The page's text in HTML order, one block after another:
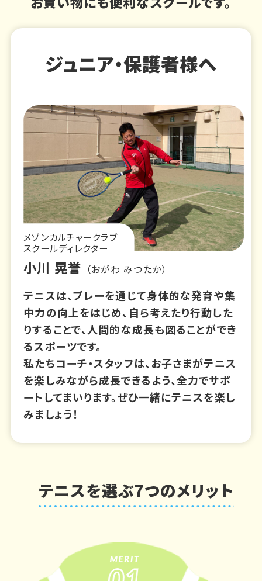
ジュニア・保護者様へ
テニスは、プレーを通じて身体的な発育や集
中力の向上をはじめ、自ら考えたり行動した
りすることで、人間的な成長も図ることができ
るスポーツです。
私たちコーチ・スタッフは、お子さまがテニス
を楽しみながら成長できるよう、全力でサポ
ートしてまいります。ぜひ一緒にテニスを楽し
みましょう！
メゾンカルチャークラブ
スクールディレクター
小川 晃誉 （おがわ みつたか）
テニスを選ぶ7つのメリット